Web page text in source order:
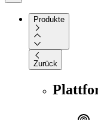
Produkte
Zurück